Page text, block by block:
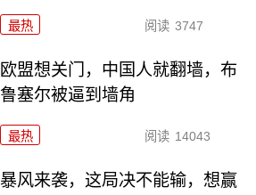
最热 阅读 3747
欧盟想关门，中国人就翻墙，布
鲁塞尔被逼到墙角
最热 阅读 14043
暴风来袭，这局决不能输，想赢